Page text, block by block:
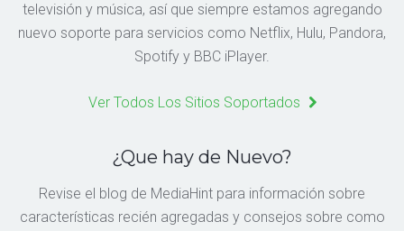
televisión y música, así que siempre estamos agregando
nuevo soporte para servicios como Netflix, Hulu, Pandora,
Spotify y BBC iPlayer.
Ver Todos Los Sitios Soportados
¿Que hay de Nuevo?
Revise el blog de MediaHint para información sobre
características recién agregadas y consejos sobre como